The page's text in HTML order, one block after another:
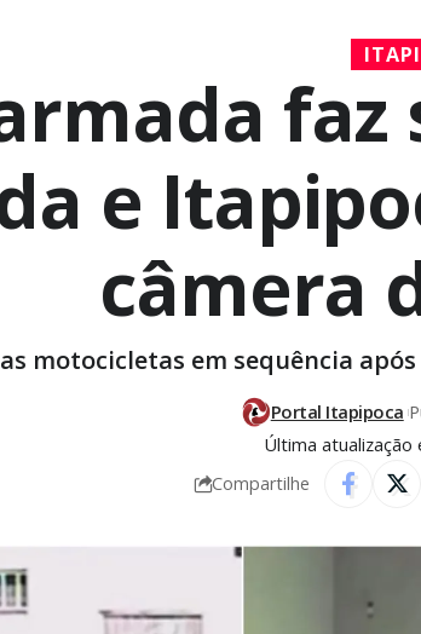
faz
e
câmera
motocicletas em sequência
Última
Portal Itapipoca
Compartilhe